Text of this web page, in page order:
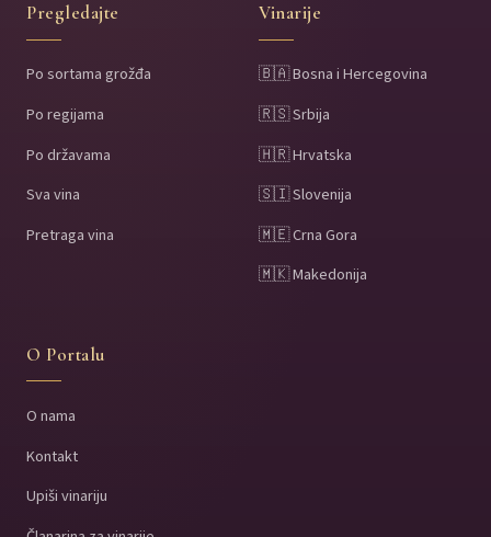
Pregledajte
Po sortama grožđa
Po regijama
Po državama
Sva vina
Pretraga vina
Vinarije
🇧🇦 Bosna i Hercegovina
🇷🇸 Srbija
🇭🇷 Hrvatska
🇸🇮 Slovenija
🇲🇪 Crna Gora
🇲🇰 Makedonija
O Portalu
O nama
Kontakt
Upiši vinariju